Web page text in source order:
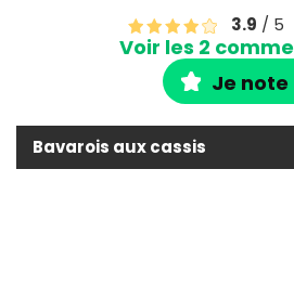
3.9 / 5
Voir les 2
Je note
Bavarois aux cassis